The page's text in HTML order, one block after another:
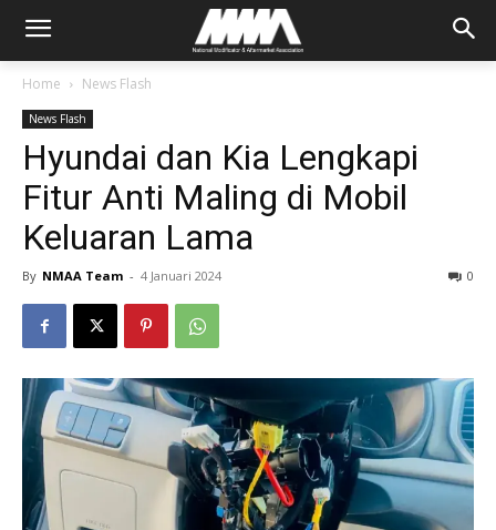
Home News Flash
News Flash
Hyundai dan Kia Lengkapi
Fitur Anti Maling di Mobil
Keluaran Lama
By NMAA Team - 4 Januari 2024 0